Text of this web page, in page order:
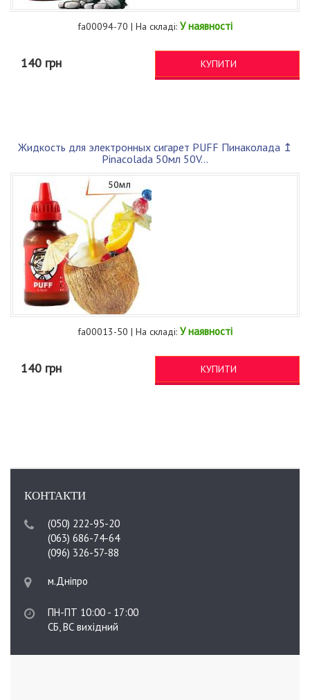
fa00094-70 | На складі: У наявності
140 грн КУПИТИ
Жидкость для электронных сигарет PUFF Пинаколада ↥
Pinacolada 50мл 50V...
fa00013-50 | На складі: У наявності
140 грн КУПИТИ
КОНТАКТИ
(050) 222-95-20
(063) 686-74-64
(096) 326-57-88
м.Дніпро
ПН-ПТ 10:00 - 17:00
СБ, ВС вихідний